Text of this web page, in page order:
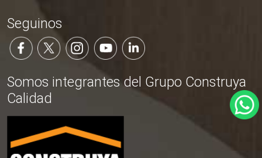
Seguinos
Somos integrantes del Grupo Construya
Calidad